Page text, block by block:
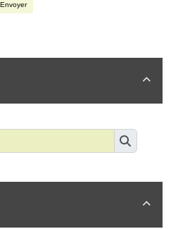
Envoyer

